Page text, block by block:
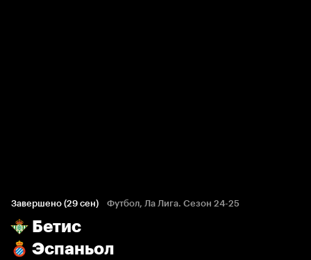
Завершено (29 сен) Футбол, Ла Лига. Сезон 24-25
Бетис
Эспаньол